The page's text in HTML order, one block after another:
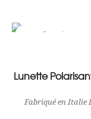
Out of stock
Lunette
Fabriqué en Italie